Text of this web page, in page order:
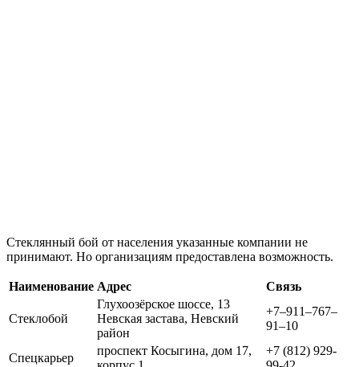
Стеклянный бой от населения указанные компании не
принимают. Но организациям предоставлена возможность.
Наименование Адрес Связь
Стеклобой
Глухоозёрское шоссе, 13
Невская застава, Невский
район
+7‒911‒767‒
91‒10
Спецкарьер
проспект Косыгина, дом 17,
+7 (812) 929-